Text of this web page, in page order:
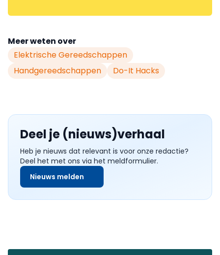
Meer weten over
Elektrische Gereedschappen
Handgereedschappen
Do-It Hacks
Deel je (nieuws)verhaal
Heb je nieuws dat relevant is voor onze redactie?
Deel het met ons via het meldformulier.
Nieuws melden